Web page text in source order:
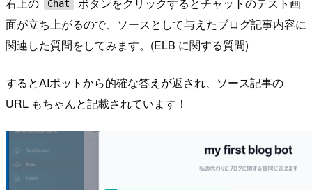
Chat
面が立ち上がるので、ソースとして与えたブログ記事内容に
関連した質問をしてみます。(ELB に関する質問)
するとAIボットから的確な答えが返され、ソース記事の
URL もちゃんと記載されています！